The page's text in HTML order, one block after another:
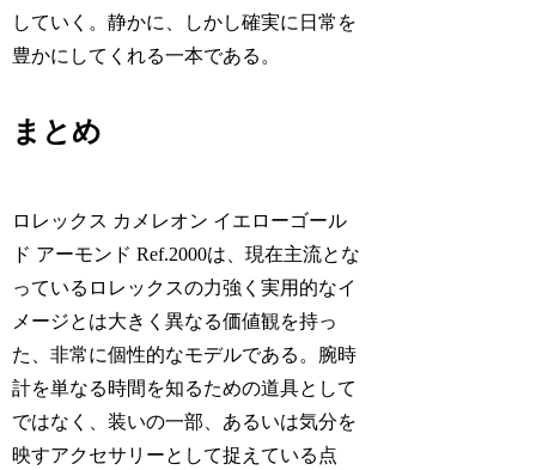
していく。静かに、しかし確実に日常を
豊かにしてくれる一本である。
まとめ
ロレックス カメレオン イエローゴール
ド アーモンド Ref.2000は、現在主流とな
っているロレックスの力強く実用的なイ
メージとは大きく異なる価値観を持っ
た、非常に個性的なモデルである。腕時
計を単なる時間を知るための道具として
ではなく、装いの一部、あるいは気分を
映すアクセサリーとして捉えている点